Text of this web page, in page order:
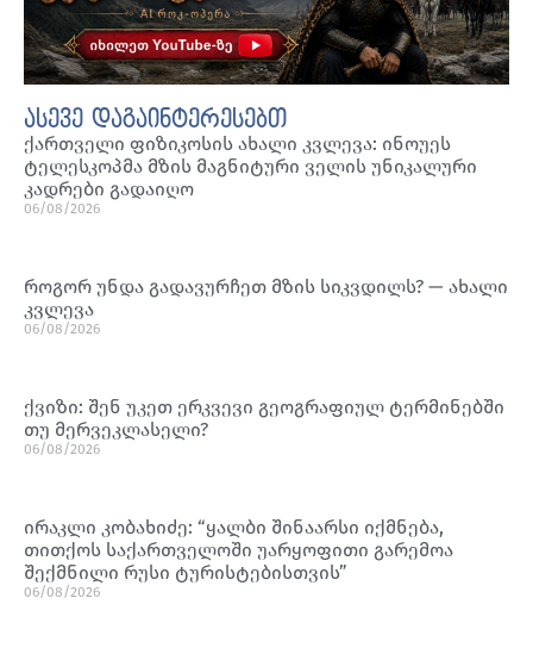
ასევე დაგაინტერესებთ
ქართველი ფიზიკოსის ახალი კვლევა: ინოუეს
ტელესკოპმა მზის მაგნიტური ველის უნიკალური
კადრები გადაიღო
06/08/2026
როგორ უნდა გადავურჩეთ მზის სიკვდილს? — ახალი
კვლევა
06/08/2026
ქვიზი: შენ უკეთ ერკვევი გეოგრაფიულ ტერმინებში
თუ მერვეკლასელი?
06/08/2026
ირაკლი კობახიძე: “ყალბი შინაარსი იქმნება,
თითქოს საქართველოში უარყოფითი გარემოა
შექმნილი რუსი ტურისტებისთვის”
06/08/2026